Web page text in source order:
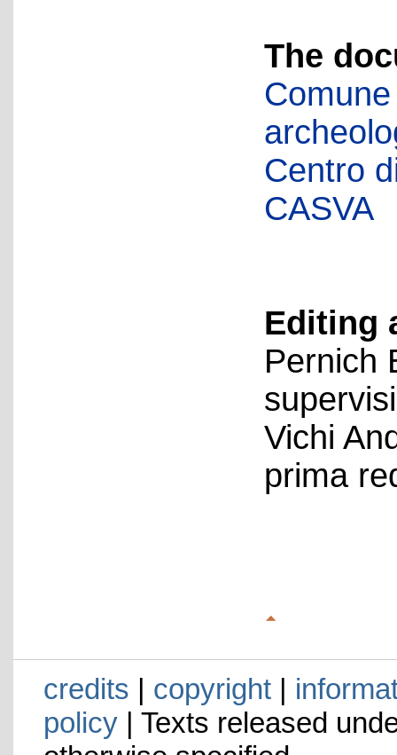
The
Centro
CASVA
Editing
Pernich
Vichi
prima
credits | copyright|
policy| Texts released